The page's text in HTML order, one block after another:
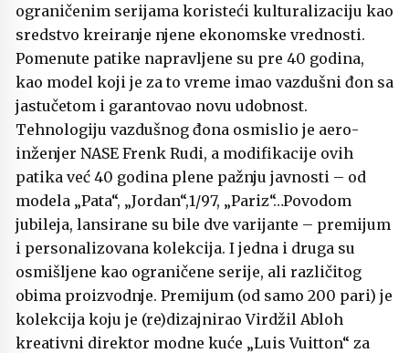
ograničenim serijama koristeći kulturalizaciju kao
sredstvo kreiranje njene ekonomske vrednosti.
Pomenute patike napravljene su pre 40 godina,
kao model koji je za to vreme imao vazdušni đon sa
jastučetom i garantovao novu udobnost.
Tehnologiju vazdušnog đona osmislio je aero-
inženjer NASE Frenk Rudi, a modifikacije ovih
patika već 40 godina plene pažnju javnosti – od
modela „Pata“, „Jordan“,1/97, „Pariz“…Povodom
jubileja, lansirane su bile dve varijante – premijum
i personalizovana kolekcija. I jedna i druga su
osmišljene kao ograničene serije, ali različitog
obima proizvodnje. Premijum (od samo 200 pari) je
kolekcija koju je (re)dizajnirao Virdžil Abloh
kreativni direktor modne kuće „Luis Vuitton“ za